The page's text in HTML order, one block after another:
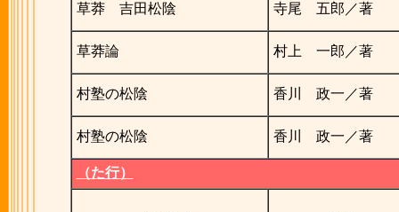
草莽 吉田松陰 寺尾 五郎／著
草莽論 村上 一郎／著
村塾の松陰 香川 政一／著
村塾の松陰 香川 政一／著
（た行）